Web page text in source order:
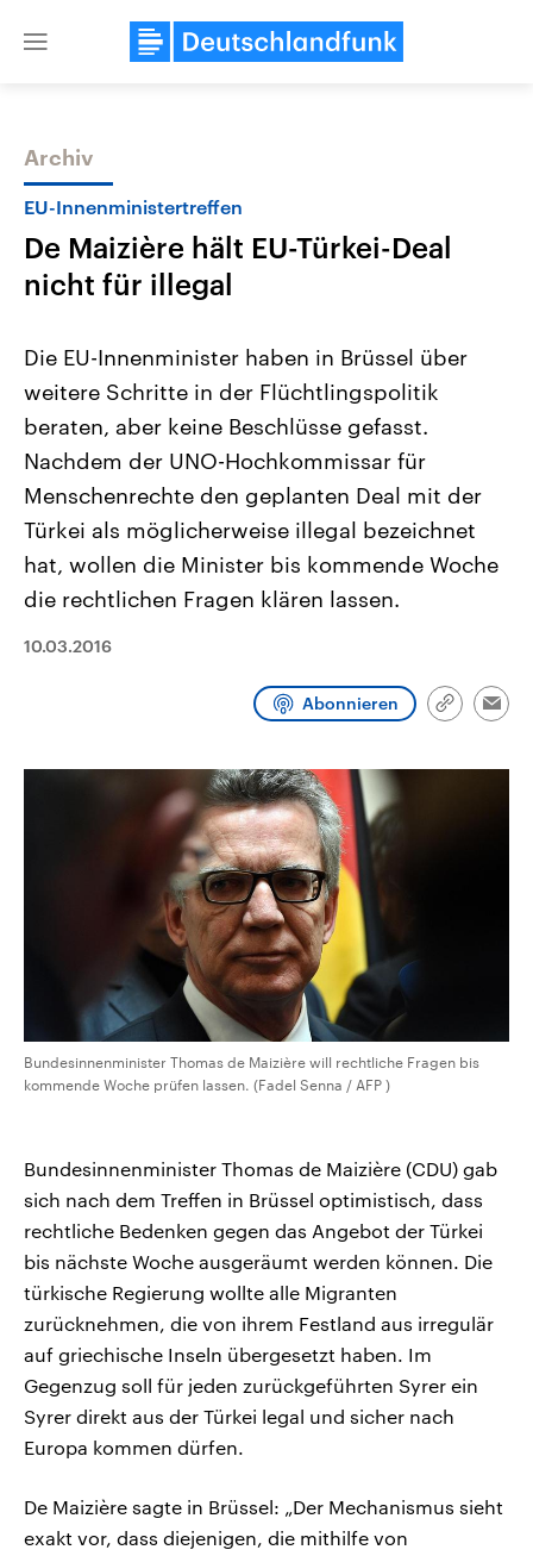
Close
Themen
Landtagswahl Sachsen-Anhalt
2026
Alle Informationen
Sachsen-Anhalt wählt am 6.
September 2026 einen neuen
Landtag. Seit 2021 wird das
Bundesland von einer Koalition aus
CDU, SPD und FDP regiert.-
Umfragen, Prognosen,
Wahlprogramme, aktuelle Berichte
und Hintergründe zu den Parteien
Wahl.
Aktuelle Beiträge,
Hintergründe
Wirtschaftlich und
gehören die Vereinigten
den mächtigsten Ländern
mit großem Einfluss auf
aktuelle Weltgeschehen.
Sendungen Programm Podcasts
Archiv
EU-Innenministertreffen
De Maizière hält EU-Türkei-Deal
nicht für illegal
Die EU-Innenminister haben in Brüssel über
weitere Schritte in der Flüchtlingspolitik
beraten, aber keine Beschlüsse gefasst.
Nachdem der UNO-Hochkommissar für
Menschenrechte den geplanten Deal mit der
Türkei als möglicherweise illegal bezeichnet
hat, wollen die Minister bis kommende Woche
die rechtlichen Fragen klären lassen.
10.03.2016
Abonnieren
Link
Bundesinnenminister Thomas de Maizière will rechtliche Fragen bis
kommende Woche prüfen lassen. (Fadel Senna / AFP )
Bundesinnenminister Thomas de Maizière (CDU) gab
sich nach dem Treffen in Brüssel optimistisch, dass
rechtliche Bedenken gegen das Angebot der Türkei
bis nächste Woche ausgeräumt werden können. Die
türkische Regierung wollte alle Migranten
zurücknehmen, die von ihrem Festland aus irregulär
auf griechische Inseln übergesetzt haben. Im
Gegenzug soll für jeden zurückgeführten Syrer ein
Syrer direkt aus der Türkei legal und sicher nach
Europa kommen dürfen.
De Maizière sagte in Brüssel: „Der Mechanismus sieht
exakt vor, dass diejenigen, die mithilfe von